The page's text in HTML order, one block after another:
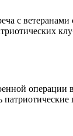
с
операции